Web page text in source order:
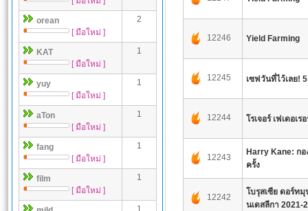
orean
[ มือใหม่ ]
2
KAT
[ มือใหม่ ]
1
yuy
[ มือใหม่ ]
1
aTon
[ มือใหม่ ]
1
fang
[ มือใหม่ ]
1
film
[ มือใหม่ ]
1
1
12246 Yield Farming
12245 เซฟวันที่ไว้เลย!
12244 โรเจอร์ เฟเดอเ
12243
Harry Kane: ก
ครั้ง
12242
โบรุสเซีย ดอร์ท
นเดสลีกา 2021-